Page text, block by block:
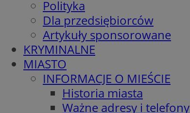
Polityka
Dla przedsiębiorców
Artykuły sponsorowane
KRYMINALNE
MIASTO
INFORMACJE O MIEŚCIE
Historia miasta
Ważne adresy i telefony